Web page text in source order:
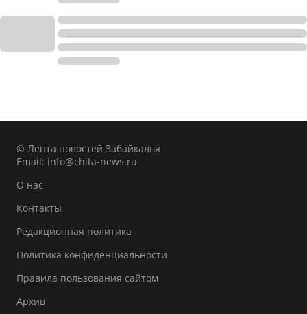
© Лента новостей Забайкалья
Email: info@chita-news.ru
О нас
Контакты
Редакционная политика
Политика конфиденциальности
Правила пользования сайтом
Архив